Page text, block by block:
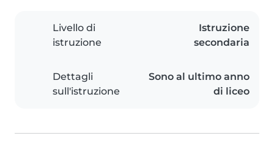
Livello di
istruzione
Istruzione
secondaria
Dettagli
sull'istruzione
Sono al ultimo anno
di liceo